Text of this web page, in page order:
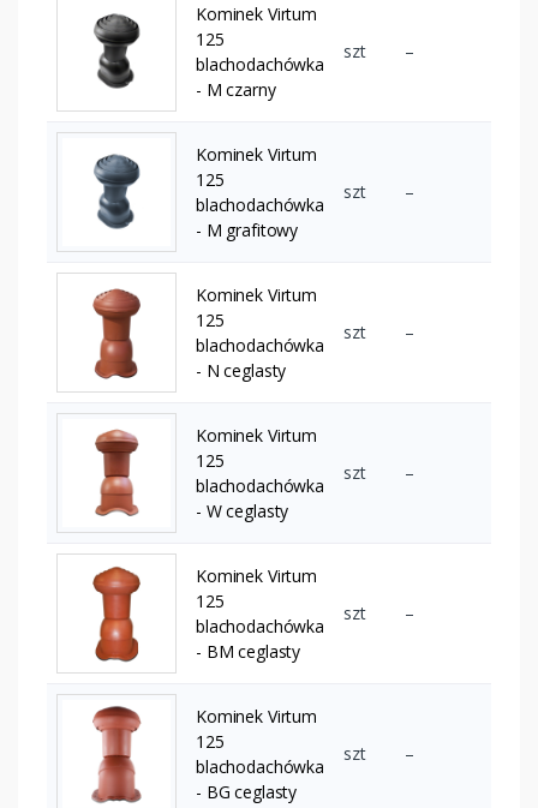
Kominek Virtum
125
blachodachówka
- M czarny
szt –
Kominek Virtum
125
blachodachówka
- M grafitowy
szt –
Kominek Virtum
125
blachodachówka
- N ceglasty
szt –
Kominek Virtum
125
blachodachówka
- W ceglasty
szt –
Kominek Virtum
125
blachodachówka
- BM ceglasty
szt –
Kominek Virtum
125
blachodachówka
- BG ceglasty
szt –